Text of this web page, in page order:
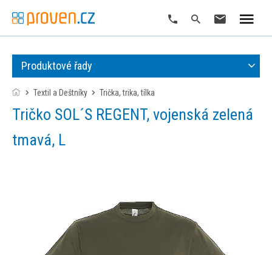
Produktové řady
Textil a Deštníky trička, trika, tílka
Tričko SOL´S REGENT, vojenská zelená
tmavá, L